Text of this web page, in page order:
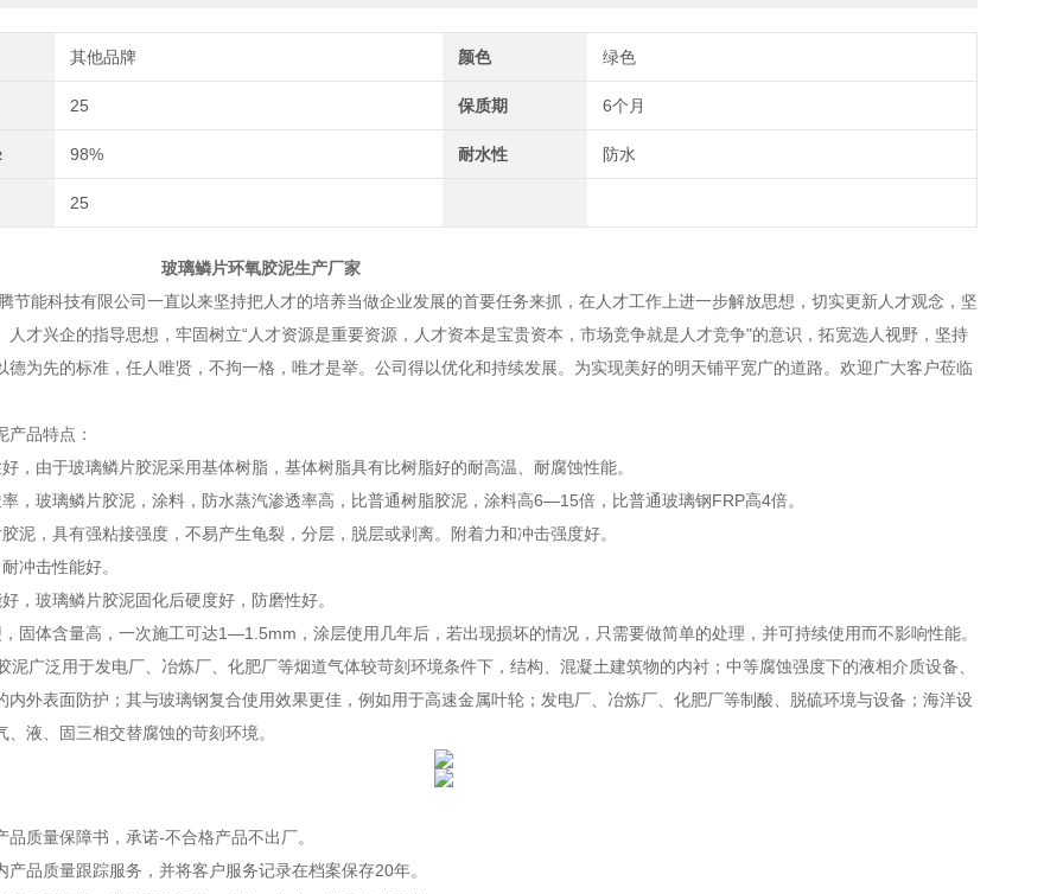
其他品牌 颜色 绿色
25 保质期 6个月
98% 耐水性 防水
25
片环氧胶泥生产厂家
科技有限公司一直以来坚持把人才的培养当做企业发展的首要任务来抓，在人才工作上进一步解放思想，切实更新人才观念，坚
人才兴企的指导思想，牢固树立“人才资源是重要资源，人才资本是宝贵资本，市场竞争就是人才竞争"的意识，拓宽选人视野，坚持
德为先的标准，任人唯贤，不拘一格，唯才是举。公司得以优化和持续发展。为实现美好的明天铺平宽广的道路。欢迎广大客户莅临
产品特点：
，由于玻璃鳞片胶泥采用基体树脂，基体树脂具有比树脂好的耐高温、耐腐蚀性能。
，玻璃鳞片胶泥，涂料，防水蒸汽渗透率高，比普通树脂胶泥，涂料高6—15倍，比普通玻璃钢FRP高4倍。
泥，具有强粘接强度，不易产生龟裂，分层，脱层或剥离。附着力和冲击强度好。
冲击性能好。
，玻璃鳞片胶泥固化后硬度好，防磨性好。
固体含量高，一次施工可达1—1.5mm，涂层使用几年后，若出现损坏的情况，只需要做简单的处理，并可持续使用而不影响性能。
广泛用于发电厂、冶炼厂、化肥厂等烟道气体较苛刻环境条件下，结构、混凝土建筑物的内衬；中等腐蚀强度下的液相介质设备、
内外表面防护；其与玻璃钢复合使用效果更佳，例如用于高速金属叶轮；发电厂、冶炼厂、化肥厂等制酸、脱硫环境与设备；海洋设
、液、固三相交替腐蚀的苛刻环境。
质量保障书，承诺-不合格产品不出厂。
品质量跟踪服务，并将客户服务记录在档案保存20年。